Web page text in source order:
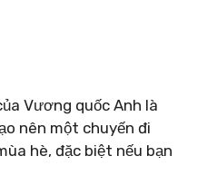
Vương quốc Anh là
nên một chuyến đi
hè, đặc biệt nếu bạn